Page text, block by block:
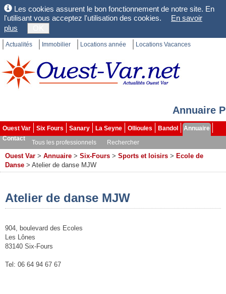
Les cookies assurent le bon fonctionnement de notre site. En
l'utilisant vous acceptez l'utilisation des cookies.
En savoir
plus
Actualités Immobilier Locations année Locations Vacances
Annuaire
Ouest Var Six Fours Sanary La Seyne Ollioules Bandol
Annuaire
Contact
Tous les professionnels Rechercher
Ouest Var > Annuaire > Six-Fours > Sports et loisirs > Ecole de
Danse > Atelier de danse MJW
Atelier de danse MJW
904, boulevard des Ecoles
Les Lônes
83140 Six-Fours
Tel: 06 64 94 67 67